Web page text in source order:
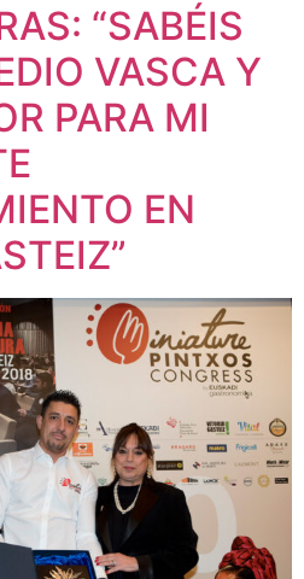
“SABÉIS
VASCA Y
PARA MI
EN